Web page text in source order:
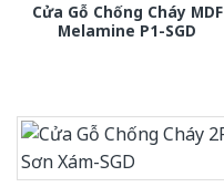
Cửa Gỗ Chống Cháy MDF
Melamine P1-SGD